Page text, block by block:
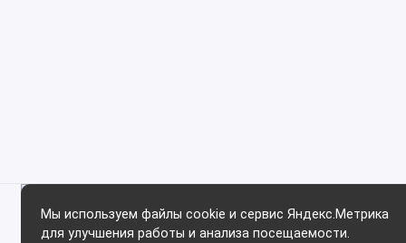
Мы используем файлы cookie и сервис Яндекс.Метрика
для улучшения работы и анализа посещаемости.
Интернет-магазин «Karniz.Market»